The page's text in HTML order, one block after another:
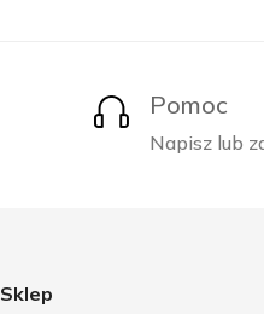
Pomoc
Napisz lub
Sklep